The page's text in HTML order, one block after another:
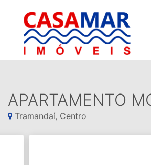
APARTAMENTO
Tramandaí, Centro